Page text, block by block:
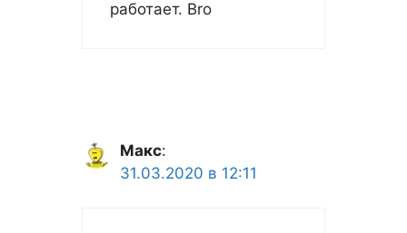
работает. Bro
Макс:
31.03.2020 в 12:11